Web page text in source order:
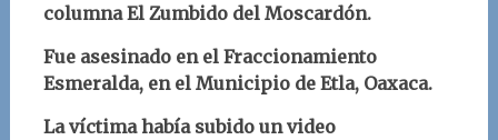
columna El Zumbido del Moscardón.
Fue asesinado en el Fraccionamiento
Esmeralda, en el Municipio de Etla, Oaxaca.
La víctima había subido un video